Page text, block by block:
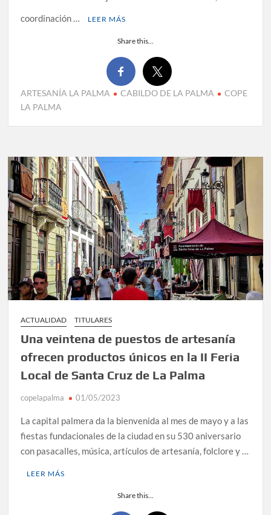
coordinación …
LEER MÁS
Share this...
ARTESANÍA LA PALMA CABILDO DE LA PALMA
COPE
LA PALMA
ACTUALIDAD TITULARES
Una veintena de puestos de artesanía
ofrecen productos únicos en la II Feria
Local de Santa Cruz de La Palma
copelapalma 01/05/2023
La capital palmera da la bienvenida al mes de mayo y a las
fiestas fundacionales de la ciudad en su 530 aniversario
con pasacalles, música, artículos de artesanía, folclore y …
LEER MÁS
Share this...